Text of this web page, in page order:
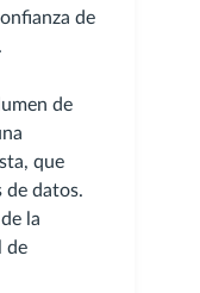
de
de
que
de datos.
la
de